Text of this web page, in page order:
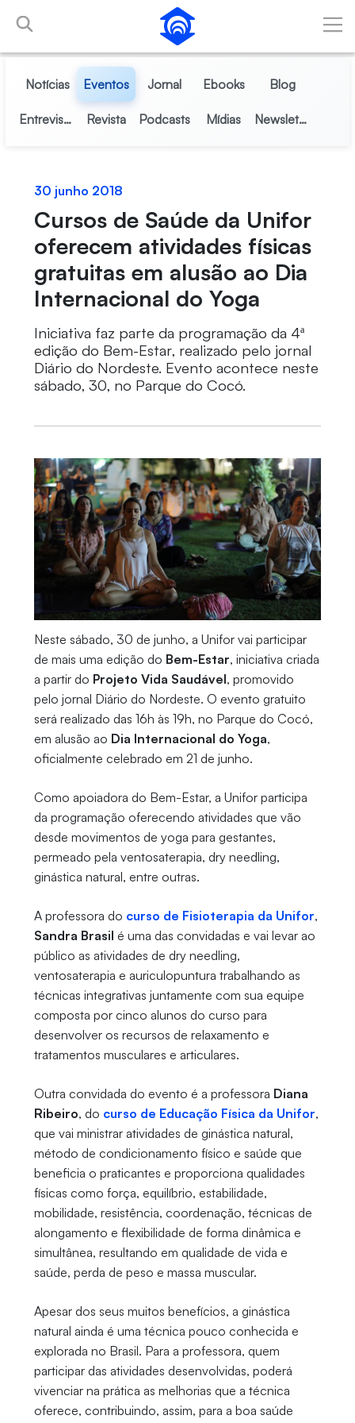
Pular para o Conteúdo principal
Notícias Eventos Jornal Ebooks Blog
Entrevistas Revista Podcasts Mídias Newsletter
30 junho 2018
Cursos de Saúde da Unifor
oferecem atividades físicas
gratuitas em alusão ao Dia
Internacional do Yoga
Iniciativa faz parte da programação da 4ª
edição do Bem-Estar, realizado pelo jornal
Diário do Nordeste. Evento acontece neste
sábado, 30, no Parque do Cocó.
Neste sábado, 30 de junho, a Unifor vai participar
de mais uma edição do Bem-Estar, iniciativa criada
a partir do Projeto Vida Saudável, promovido
pelo jornal Diário do Nordeste. O evento gratuito
será realizado das 16h às 19h, no Parque do Cocó,
em alusão ao Dia Internacional do Yoga,
oficialmente celebrado em 21 de junho.
Como apoiadora do Bem-Estar, a Unifor participa
da programação oferecendo atividades que vão
desde movimentos de yoga para gestantes,
permeado pela ventosaterapia, dry needling,
ginástica natural, entre outras.
A professora do curso de Fisioterapia da Unifor,
Sandra Brasil é uma das convidadas e vai levar ao
público as atividades de dry needling,
ventosaterapia e auriculopuntura trabalhando as
técnicas integrativas juntamente com sua equipe
composta por cinco alunos do curso para
desenvolver os recursos de relaxamento e
tratamentos musculares e articulares.
Outra convidada do evento é a professora Diana
Ribeiro, do curso de Educação Física da Unifor,
que vai ministrar atividades de ginástica natural,
método de condicionamento físico e saúde que
beneficia o praticantes e proporciona qualidades
físicas como força, equilíbrio, estabilidade,
mobilidade, resistência, coordenação, técnicas de
alongamento e flexibilidade de forma dinâmica e
simultânea, resultando em qualidade de vida e
saúde, perda de peso e massa muscular.
Apesar dos seus muitos benefícios, a ginástica
natural ainda é uma técnica pouco conhecida e
explorada no Brasil. Para a professora, quem
participar das atividades desenvolvidas, poderá
vivenciar na prática as melhorias que a técnica
oferece, contribuindo, assim, para a boa saúde